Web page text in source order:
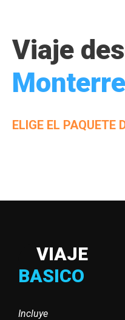
Viaje
ELIGE EL PAQUETE
VIAJE
BASICO
Incluye